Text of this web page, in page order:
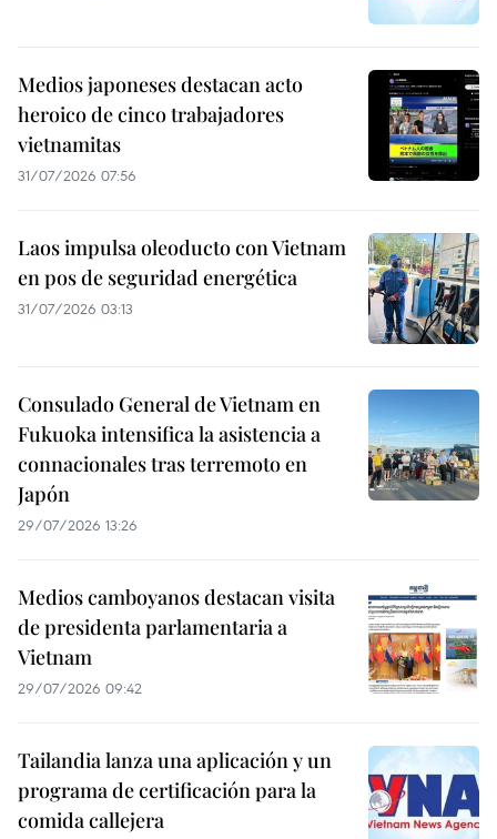
Medios japoneses destacan acto
heroico de cinco trabajadores
vietnamitas
31/07/2026 07:56
Laos impulsa oleoducto con Vietnam
en pos de seguridad energética
31/07/2026 03:13
Consulado General de Vietnam en
Fukuoka intensifica la asistencia a
connacionales tras terremoto en
Japón
29/07/2026 13:26
Medios camboyanos destacan visita
de presidenta parlamentaria a
Vietnam
29/07/2026 09:42
Tailandia lanza una aplicación y un
programa de certificación para la
comida callejera